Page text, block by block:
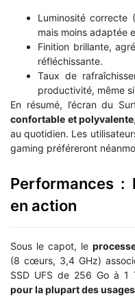
Luminosité correcte
mais moins adaptée
Finition brillante,
réfléchissante.
Taux de
productivité, même
En résumé, l’écran du
confortable et polyvalente
au quotidien. Les
gaming préféreront
Performances :
en action
Sous le capot, le
(8 cœurs, 3,4 GHz)
SSD UFS de 256 Go à 1
pour la plupart des